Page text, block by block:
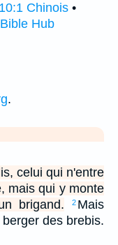
Chinois •
Bible Hub
.
celui qui n'entre
mais qui y monte
brigand.
2 Mais
des brebis.